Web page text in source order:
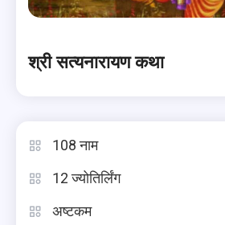
श्री सत्यनारायण कथा
108 नाम
12 ज्योतिर्लिंग
अष्टकम